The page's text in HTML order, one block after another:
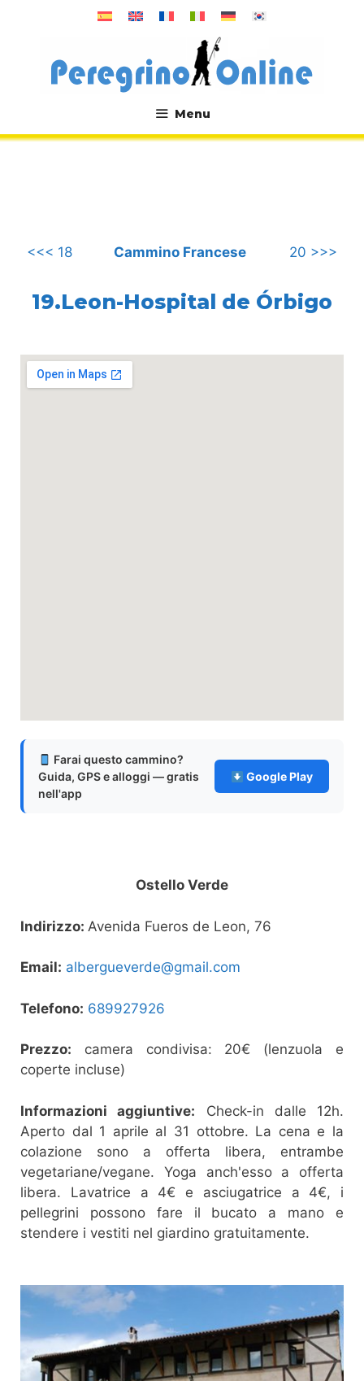
Menu
.
<<< 18 Cammino Francese 20 >>>
19.Leon-Hospital de Órbigo
Farai questo cammino?
Guida, GPS e alloggi — gratis
nell'app
Google Play
Ostello Verde
Indirizzo: Avenida Fueros de Leon, 76
Email: albergueverde@gmail.com
Telefono: 689927926
Prezzo: camera condivisa: 20€ (lenzuola e
coperte incluse)
Informazioni aggiuntive: Check-in dalle 12h.
Aperto dal 1 aprile al 31 ottobre. La cena e la
colazione sono a offerta libera, entrambe
vegetariane/vegane. Yoga anch'esso a offerta
libera. Lavatrice a 4€ e asciugatrice a 4€, i
pellegrini possono fare il bucato a mano e
stendere i vestiti nel giardino gratuitamente.